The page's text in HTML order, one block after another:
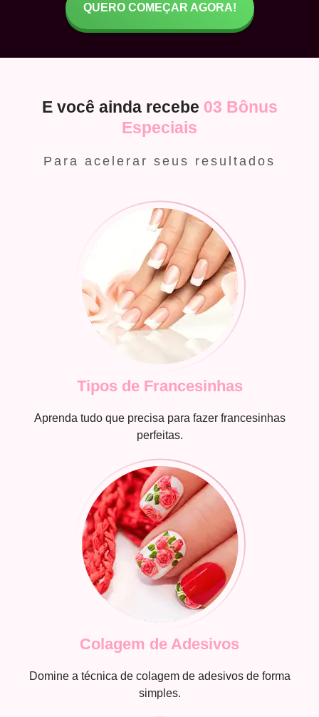
QUERO COMEÇAR AGORA!
E você ainda recebe 03 Bônus
Especiais
Para acelerar seus resultados
Tipos de Francesinhas
Aprenda tudo que precisa para fazer francesinhas
perfeitas.
Colagem de Adesivos
Domine a técnica de colagem de adesivos de forma
simples.